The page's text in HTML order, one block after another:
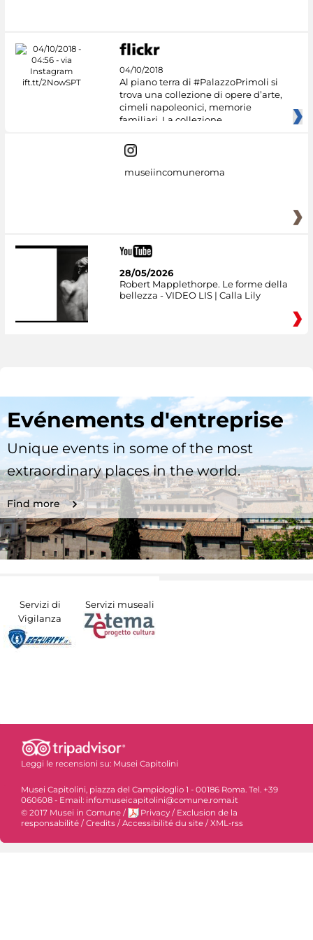
04/10/2018
Al piano terra di #PalazzoPrimoli si
trova una collezione di opere d’arte,
cimeli napoleonici, memorie
familiari. La collezione
museiincomuneroma
28/05/2026
Robert Mapplethorpe. Le forme della
bellezza - VIDEO LIS | Calla Lily
Evénements d'entreprise
Unique events in some of the most
extraordinary places in the world.
Find more
Servizi di
Vigilanza
Servizi museali
Leggi le recensioni su: Musei Capitolini
Musei Capitolini, piazza del Campidoglio 1 - 00186 Roma. Tel. +39
060608 - Email: info.museicapitolini@comune.roma.it
© 2017 Musei in Comune / Privacy / Exclusion de la
responsabilité / Credits / Accessibilité du site / XML-rss